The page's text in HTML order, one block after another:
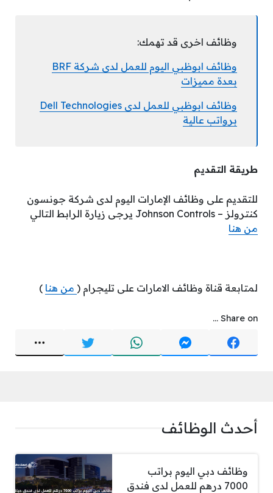
وظائف اخرى قد تهمك:
وظائف ابوظبي اليوم للعمل لدى شركة BRF
بعدة مميزات
وظائف ابوظبي للعمل لدى Dell Technologies
برواتب عالية
طريقة التقديم
للتقديم على وظائف الإمارات اليوم لدى شركة جونسون
كنترولز – Johnson Controls يرجى زيارة الرابط التالي
من هنا
لمتابعة قناة وظائف الامارات على تليجرام ( من هنا )
Share on ...
أحدث الوظائف
وظائف دبي اليوم براتب
7000 درهم للعمل لدى فندق